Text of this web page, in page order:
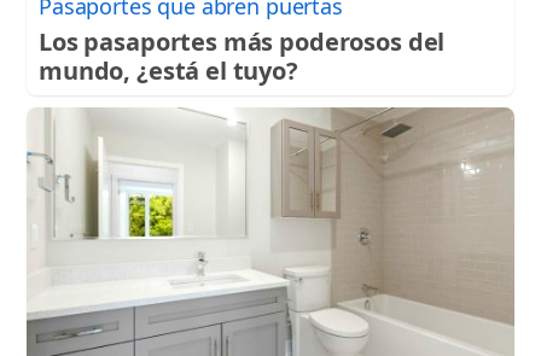
Pasaportes que abren puertas
Los pasaportes más poderosos del
mundo, ¿está el tuyo?